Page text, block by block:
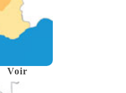
Voir